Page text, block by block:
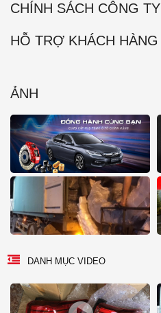
CHÍNH SÁCH CÔNG TY
HỖ TRỢ KHÁCH HÀNG
ẢNH
DANH MỤC VIDEO